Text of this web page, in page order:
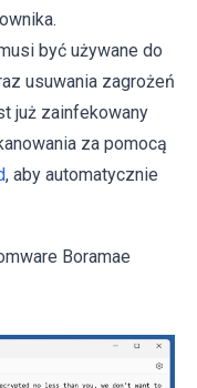
być używane do
usuwania zagrożeń
już zainfekowany
za pomocą
, aby automatycznie
Boramae